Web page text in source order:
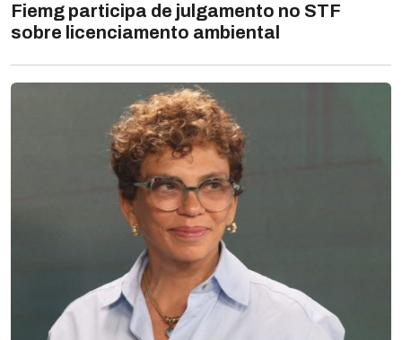
Fiemg participa de julgamento no STF
sobre licenciamento ambiental